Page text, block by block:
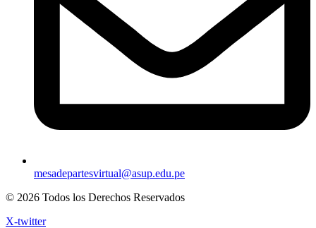
mesadepartesvirtual@asup.edu.pe
© 2026 Todos los Derechos Reservados
X-twitter